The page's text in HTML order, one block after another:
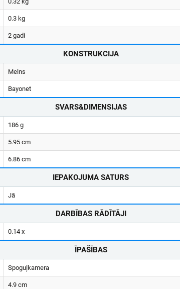
0.3 kg
2 gadi
KONSTRUKCIJA
Melns
Bayonet
SVARS&DIMENSIJAS
186 g
5.95 cm
6.86 cm
IEPAKOJUMA SATURS
Jā
DARBĪBAS RĀDĪTĀJI
0.14 x
ĪPAŠĪBAS
Spoguļkamera
4.9 cm